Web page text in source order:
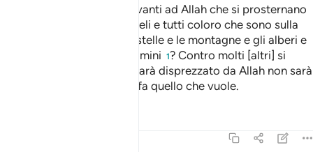
Non vedi dunque che è davanti ad Allah che si prosternano
tutti coloro che sono nei cieli e tutti coloro che sono sulla
terra e il sole e la luna e le stelle e le montagne e gli alberi e
gli animali e molti tra gli uomini 1? Contro molti [altri] si
realizzerà il castigo. E chi sarà disprezzato da Allah non sarà
onorato da nessuno. Allah fa quello che vuole.